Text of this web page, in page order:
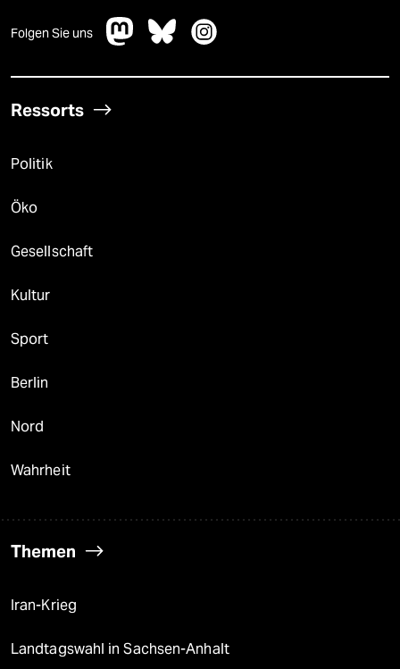
Folgen Sie uns
Ressorts
Politik
Öko
Gesellschaft
Kultur
Sport
Berlin
Nord
Wahrheit
Themen
Iran-Krieg
Landtagswahl in Sachsen-Anhalt